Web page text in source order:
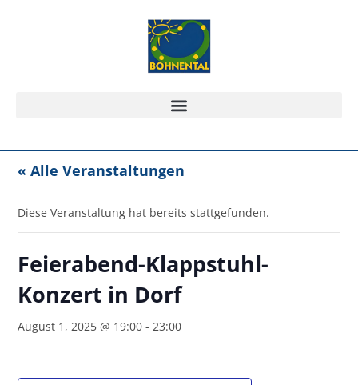
« Alle Veranstaltungen
Diese Veranstaltung hat bereits stattgefunden.
Feierabend-Klappstuhl-
Konzert in Dorf
August 1, 2025 @ 19:00 -23:00